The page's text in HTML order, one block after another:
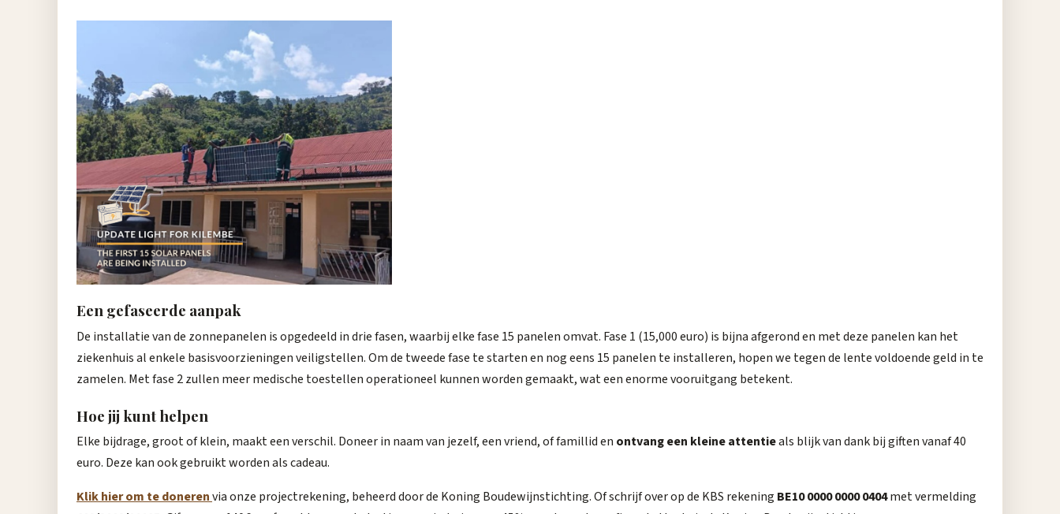
Een gefaseerde aanpak
De installatie van de zonnepanelen is opgedeeld in drie fasen, waarbij elke fase 15 panelen omvat. Fase 1 (15,000 euro) is bijna afgerond en met deze panelen kan het
ziekenhuis al enkele basisvoorzieningen veiligstellen. Om de tweede fase te starten en nog eens 15 panelen te installeren, hopen we tegen de lente voldoende geld in te
zamelen. Met fase 2 zullen meer medische toestellen operationeel kunnen worden gemaakt, wat een enorme vooruitgang betekent.
Hoe jij kunt helpen
Elke bijdrage, groot of klein, maakt een verschil. Doneer in naam van jezelf, een vriend, of famillid en ontvang een kleine attentieals blijk van dank bij giften vanaf 40
euro. Deze kan ook gebruikt worden als cadeau.
Klik hier om te donerenvia onze projectrekening, beheerd door de Koning Boudewijnstichting. Of schrijf over op de KBS rekening BE10 0000 0000 0404met vermelding